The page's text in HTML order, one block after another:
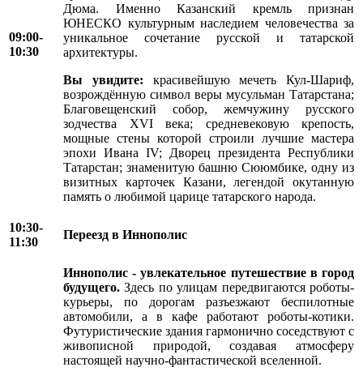
09:00-
10:30
Дюма. Именно Казанский кремль признан
ЮНЕСКО культурным наследием человечества за
уникальное сочетание русской и татарской
архитектуры.
Вы увидите: красивейшую мечеть Кул-Шариф,
возрождённую символ веры мусульман Татарстана;
Благовещенский собор, жемчужину русского
зодчества XVI века; средневековую крепость,
мощные стены которой строили лучшие мастера
эпохи Ивана IV; Дворец президента Республики
Татарстан; знаменитую башню Сююмбике, одну из
визитных карточек Казани, легендой окутанную
память о любимой царице татарского народа.
10:30-
11:30
Переезд в Иннополис
Иннополис - увлекательное путешествие в город
будущего. Здесь по улицам передвигаются роботы-
курьеры, по дорогам разъезжают беспилотные
автомобили, а в кафе работают роботы-котики.
Футуристические здания гармонично соседствуют с
живописной природой, создавая атмосферу
настоящей научно-фантастической вселенной.